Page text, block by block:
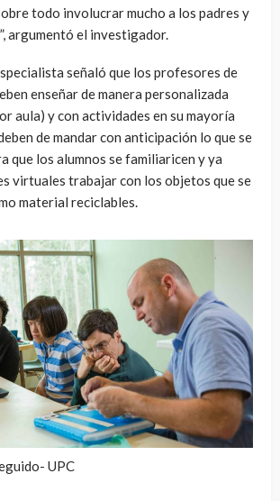
todo involucrar mucho a los padres y
argumentó el investigador.
señaló que los profesores de
enseñar de manera personalizada
aula) y con actividades en su mayoría
de mandar con anticipación lo que se
que los alumnos se familiaricen y ya
virtuales trabajar con los objetos que se
material reciclables.
UPC